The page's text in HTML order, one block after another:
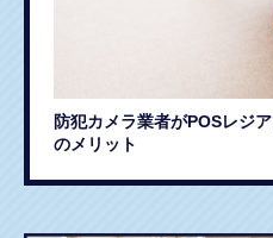
防犯カメラ業者がPOSレジ
のメリット